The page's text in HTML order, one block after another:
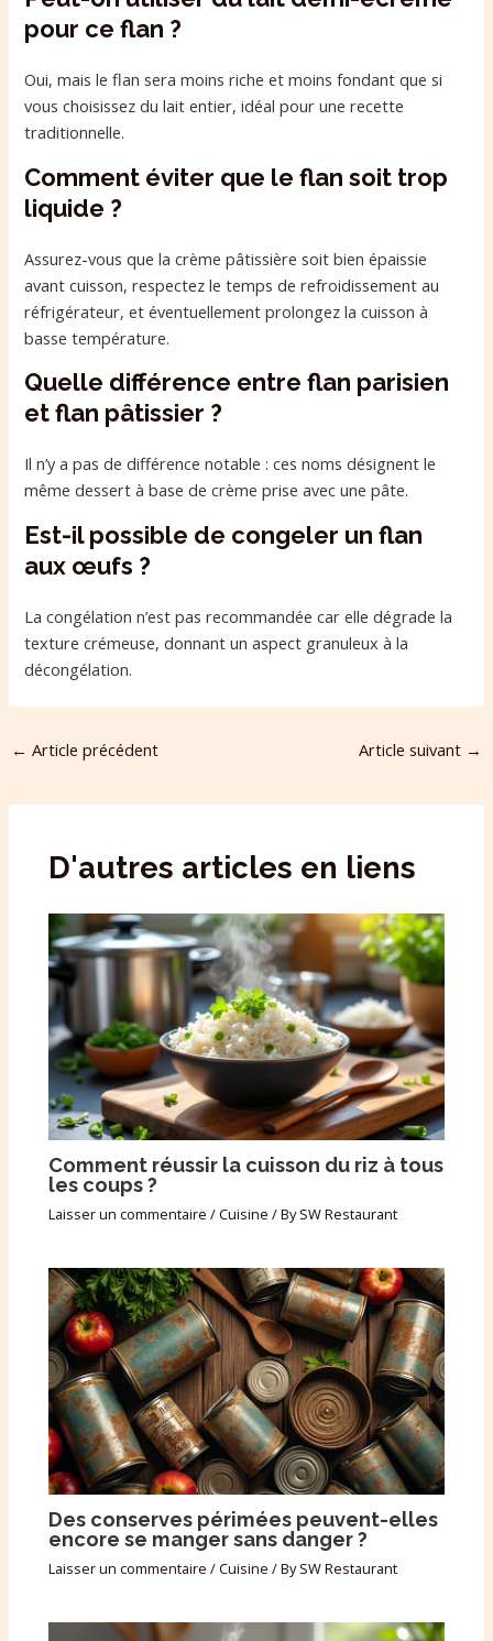
pour ce flan ?
Oui, mais le flan sera moins riche et moins fondant que si
vous choisissez du lait entier, idéal pour une recette
traditionnelle.
Comment éviter que le flan soit trop
liquide ?
Assurez-vous que la crème pâtissière soit bien épaissie
avant cuisson, respectez le temps de refroidissement au
réfrigérateur, et éventuellement prolongez la cuisson à
basse température.
Quelle différence entre flan parisien
et flan pâtissier ?
Il n’y a pas de différence notable : ces noms désignent le
même dessert à base de crème prise avec une pâte.
Est-il possible de congeler un flan
aux œufs ?
La congélation n’est pas recommandée car elle dégrade la
texture crémeuse, donnant un aspect granuleux à la
décongélation.
← Article précédent Article suivant →
D'autres articles en liens
Comment réussir la cuisson du riz à tous
les coups ?
Laisser un commentaire /Cuisine / BySW Restaurant
Des conserves périmées peuvent-elles
encore se manger sans danger ?
Laisser un commentaire /Cuisine / BySW Restaurant